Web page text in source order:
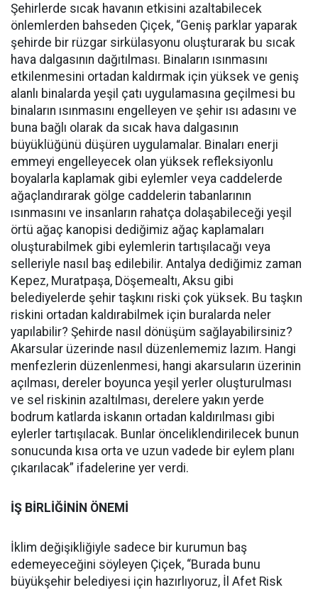
Şehirlerde sıcak havanın etkisini azaltabilecek
önlemlerden bahseden Çiçek, “Geniş parklar yaparak
şehirde bir rüzgar sirkülasyonu oluşturarak bu sıcak
hava dalgasının dağıtılması. Binaların ısınmasını
etkilenmesini ortadan kaldırmak için yüksek ve geniş
alanlı binalarda yeşil çatı uygulamasına geçilmesi bu
binaların ısınmasını engelleyen ve şehir ısı adasını ve
buna bağlı olarak da sıcak hava dalgasının
büyüklüğünü düşüren uygulamalar. Binaları enerji
emmeyi engelleyecek olan yüksek refleksiyonlu
boyalarla kaplamak gibi eylemler veya caddelerde
ağaçlandırarak gölge caddelerin tabanlarının
ısınmasını ve insanların rahatça dolaşabileceği yeşil
örtü ağaç kanopisi dediğimiz ağaç kaplamaları
oluşturabilmek gibi eylemlerin tartışılacağı veya
selleriyle nasıl baş edilebilir. Antalya dediğimiz zaman
Kepez, Muratpaşa, Döşemealtı, Aksu gibi
belediyelerde şehir taşkını riski çok yüksek. Bu taşkın
riskini ortadan kaldırabilmek için buralarda neler
yapılabilir? Şehirde nasıl dönüşüm sağlayabilirsiniz?
Akarsular üzerinde nasıl düzenlememiz lazım. Hangi
menfezlerin düzenlenmesi, hangi akarsuların üzerinin
açılması, dereler boyunca yeşil yerler oluşturulması
ve sel riskinin azaltılması, derelere yakın yerde
bodrum katlarda iskanın ortadan kaldırılması gibi
eylerler tartışılacak. Bunlar önceliklendirilecek bunun
sonucunda kısa orta ve uzun vadede bir eylem planı
çıkarılacak” ifadelerine yer verdi.
İŞ BİRLİĞİNİN ÖNEMİ
İklim değişikliğiyle sadece bir kurumun baş
edemeyeceğini söyleyen Çiçek, “Burada bunu
büyükşehir belediyesi için hazırlıyoruz, İl Afet Risk